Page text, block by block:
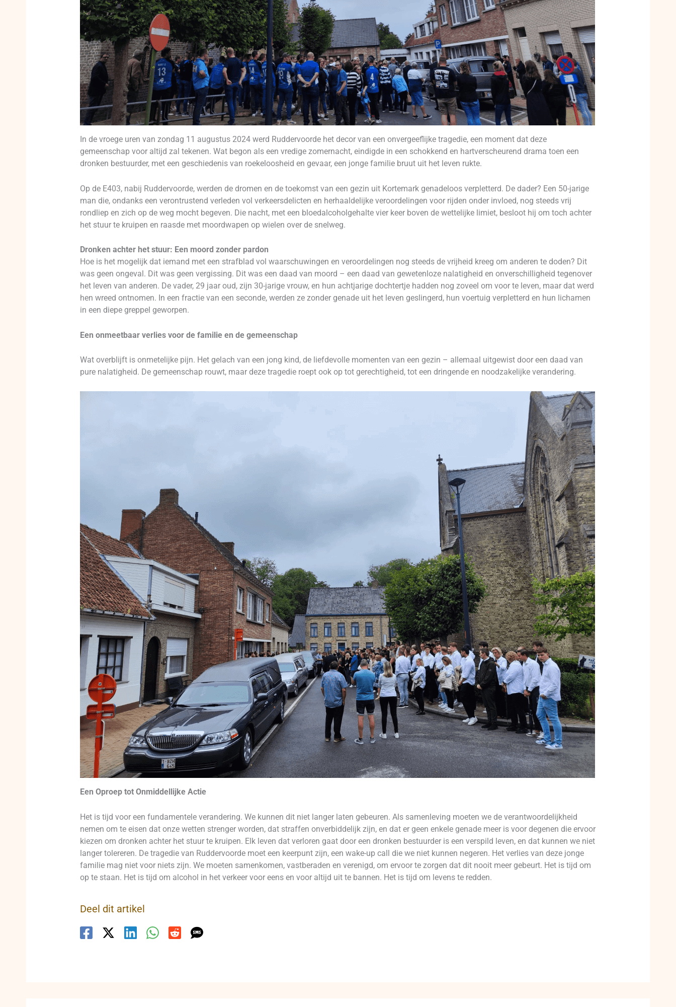
In de vroege uren van zondag 11 augustus 2024 werd Ruddervoorde het decor van een onvergeeflijke tragedie, een moment dat deze
gemeenschap voor altijd zal tekenen. Wat begon als een vredige zomernacht, eindigde in een schokkend en hartverscheurend drama toen een
dronken bestuurder, met een geschiedenis van roekeloosheid en gevaar, een jonge familie bruut uit het leven rukte.
Op de E403, nabij Ruddervoorde, werden de dromen en de toekomst van een gezin uit Kortemark genadeloos verpletterd. De dader? Een 50-jarige
man die, ondanks een verontrustend verleden vol verkeersdelicten en herhaaldelijke veroordelingen voor rijden onder invloed, nog steeds vrij
rondliep en zich op de weg mocht begeven. Die nacht, met een bloedalcoholgehalte vier keer boven de wettelijke limiet, besloot hij om toch achter
het stuur te kruipen en raasde met moordwapen op wielen over de snelweg.
Dronken achter het stuur: Een moord zonder pardon
Hoe is het mogelijk dat iemand met een strafblad vol waarschuwingen en veroordelingen nog steeds de vrijheid kreeg om anderen te doden? Dit
was geen ongeval. Dit was geen vergissing. Dit was een daad van moord – een daad van gewetenloze nalatigheid en onverschilligheid tegenover
het leven van anderen. De vader, 29 jaar oud, zijn 30-jarige vrouw, en hun achtjarige dochtertje hadden nog zoveel om voor te leven, maar dat werd
hen wreed ontnomen. In een fractie van een seconde, werden ze zonder genade uit het leven geslingerd, hun voertuig verpletterd en hun lichamen
in een diepe greppel geworpen.
Een onmeetbaar verlies voor de familie en de gemeenschap
Wat overblijft is onmetelijke pijn. Het gelach van een jong kind, de liefdevolle momenten van een gezin – allemaal uitgewist door een daad van
pure nalatigheid. De gemeenschap rouwt, maar deze tragedie roept ook op tot gerechtigheid, tot een dringende en noodzakelijke verandering.
Een Oproep tot Onmiddellijke Actie
Het is tijd voor een fundamentele verandering. We kunnen dit niet langer laten gebeuren. Als samenleving moeten we de verantwoordelijkheid
nemen om te eisen dat onze wetten strenger worden, dat straffen onverbiddelijk zijn, en dat er geen enkele genade meer is voor degenen die ervoor
kiezen om dronken achter het stuur te kruipen. Elk leven dat verloren gaat door een dronken bestuurder is een verspild leven, en dat kunnen we niet
langer tolereren. De tragedie van Ruddervoorde moet een keerpunt zijn, een wake-up call die we niet kunnen negeren. Het verlies van deze jonge
familie mag niet voor niets zijn. We moeten samenkomen, vastberaden en verenigd, om ervoor te zorgen dat dit nooit meer gebeurt. Het is tijd om
op te staan. Het is tijd om alcohol in het verkeer voor eens en voor altijd uit te bannen. Het is tijd om levens te redden.
Deel dit artikel